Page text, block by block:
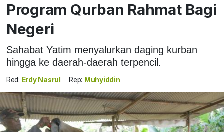
Program Qurban Rahmat Bagi
Negeri
Sahabat Yatim menyalurkan daging kurban
hingga ke daerah-daerah terpencil.
Red: Erdy Nasrul Rep: Muhyiddin